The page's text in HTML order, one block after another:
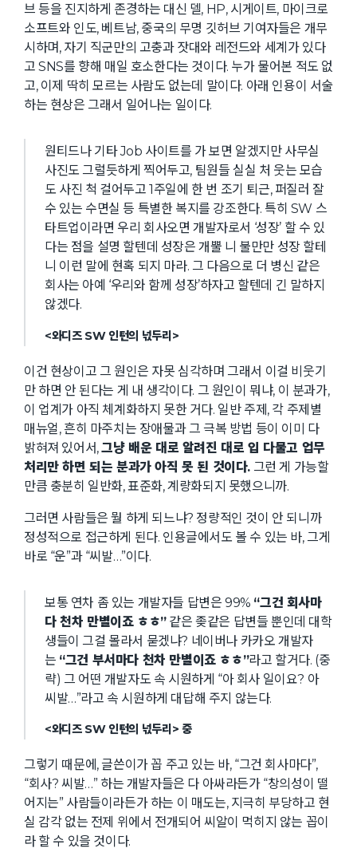
브 등을 진지하게 존경하는 대신 델, HP, 시게이트, 마이크로
소프트와 인도, 베트남, 중국의 무명 깃허브 기여자들은 개무
시하며, 자기 직군만의 고충과 잣대와 레전드와 세계가 있다
고 SNS를 향해 매일 호소한다는 것이다. 누가 물어본 적도 없
고, 이제 딱히 모르는 사람도 없는데 말이다. 아래 인용이 서술
하는 현상은 그래서 일어나는 일이다.
원티드나 기타 Job 사이트를 가 보면 알겠지만 사무실
사진도 그럴듯하게 찍어두고, 팀원들 실실 처 웃는 모습
도 사진 척 걸어두고 1주일에 한 번 조기 퇴근, 퍼질러 잘
수 있는 수면실 등 특별한 복지를 강조한다. 특히 SW 스
타트업이라면 우리 회사오면 개발자로서 ‘성장’ 할 수 있
다는 점을 설명 할텐데 성장은 개뿔 니 불만만 성장 할테
니 이런 말에 현혹 되지 마라. 그 다음으로 더 병신 같은
회사는 아예 ‘우리와 함께 성장’하자고 할텐데 긴 말하지
않겠다.
<와디즈 SW 인턴의 넋두리>
이건 현상이고 그 원인은 자못 심각하며 그래서 이걸 비웃기
만 하면 안 된다는 게 내 생각이다. 그 원인이 뭐냐, 이 분과가,
이 업계가 아직 체계화하지 못한 거다. 일반 주제, 각 주제별
매뉴얼, 흔히 마주치는 장애물과 그 극복 방법 등이 이미 다
밝혀져 있어서,그냥 배운 대로 알려진 대로 입 다물고 업무
처리만 하면 되는 분과가 아직 못 된 것이다. 그런 게 가능할
만큼 충분히 일반화, 표준화, 계량화되지 못했으니까.
그러면 사람들은 뭘 하게 되느냐? 정량적인 것이 안 되니까
정성적으로 접근하게 된다. 인용글에서도 볼 수 있는 바, 그게
바로 “운”과 “씨발…”이다.
보통 연차 좀 있는 개발자들 답변은 99% “그건 회사마
다 천차 만별이죠 ㅎㅎ”같은 좆같은 답변들 뿐인데 대학
생들이 그걸 몰라서 묻겠냐? 네이버나 카카오 개발자
는 “그건 부서마다 천차 만별이죠 ㅎㅎ”라고 할거다. (중
략) 그 어떤 개발자도 속 시원하게 “아 회사 일이요? 아
씨발…”라고 속 시원하게 대답해 주지 않는다.
<와디즈 SW 인턴의 넋두리> 중
그렇기 때문에, 글쓴이가 꼽 주고 있는 바, “그건 회사마다”,
“회사? 씨발…” 하는 개발자들은 다 아싸라든가 “창의성이 떨
어지는” 사람들이라든가 하는 이 매도는, 지극히 부당하고 현
실 감각 없는 전제 위에서 전개되어 씨알이 먹히지 않는 꼽이
라 할 수 있을 것이다.